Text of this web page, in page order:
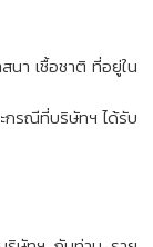
า เชื้อชาติ ที่อยู่ใน
กรณีที่บริษัทฯ ได้รับ